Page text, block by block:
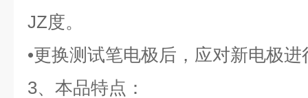
JZ度。
•更换测试笔电极后，应对新电极进
3、本品特点：